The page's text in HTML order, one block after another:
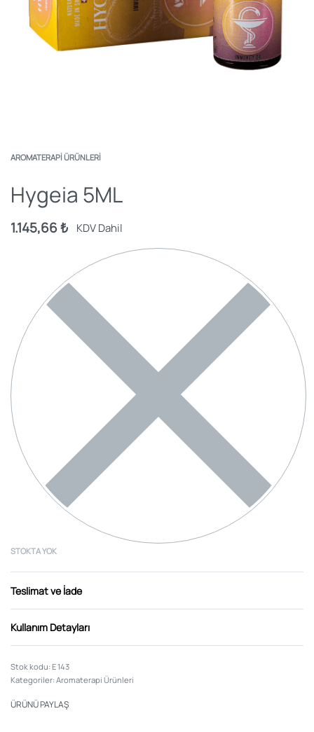
AROMATERAPI ÜRÜNLERI
Hygeia 5ML
1.145,66₺ KDV Dahil
STOKTA YOK
Teslimat ve İade
Kullanım Detayları
E 143
Kategoriler:Aromaterapi Ürünleri
ÜRÜNÜ PAYLAŞ